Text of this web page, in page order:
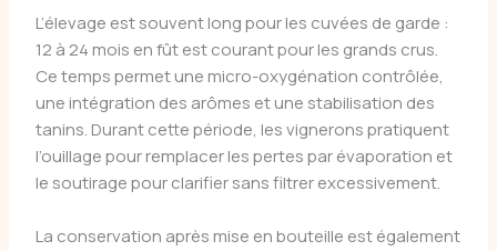
L’élevage est souvent long pour les cuvées de garde :
12 à 24 mois en fût est courant pour les grands crus.
Ce temps permet une micro-oxygénation contrôlée,
une intégration des arômes et une stabilisation des
tanins. Durant cette période, les vignerons pratiquent
l’ouillage pour remplacer les pertes par évaporation et
le soutirage pour clarifier sans filtrer excessivement.
La conservation après mise en bouteille est également